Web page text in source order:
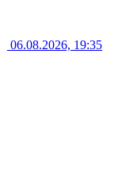
06.08.2026, 19:35